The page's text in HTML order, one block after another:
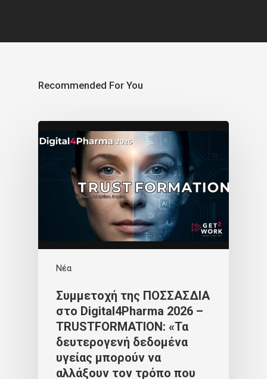
Recommended For You
Νέα
Συμμετοχή της ΠΟΣΣΑΣΔΙΑ
στο Digital4Pharma 2026 –
TRUSTFORMATION: «Τα
δευτερογενή δεδομένα
υγείας μπορούν να
αλλάξουν τον τρόπο που